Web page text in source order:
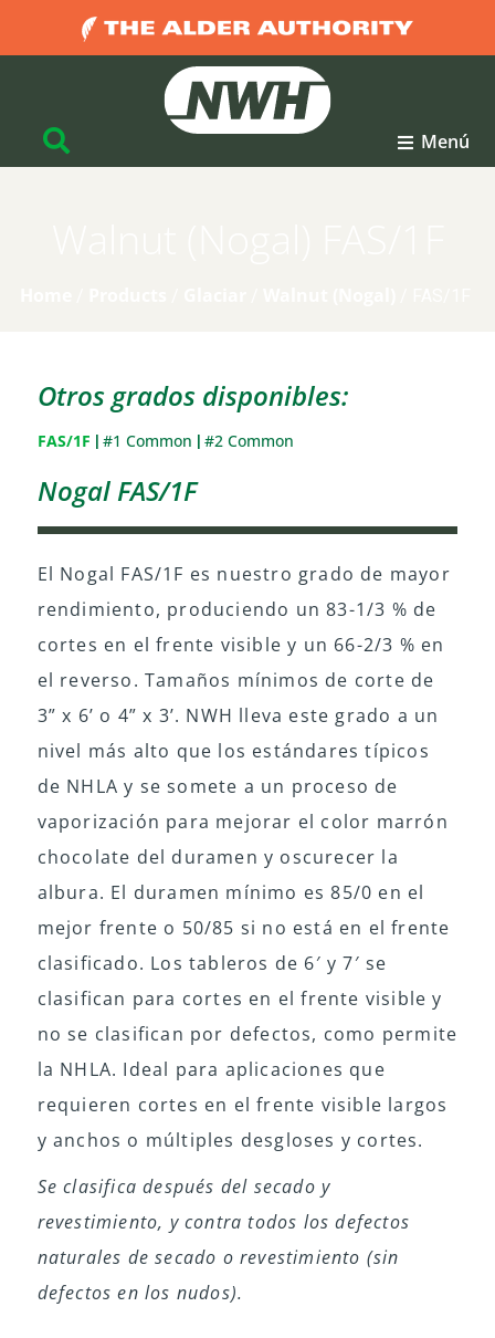
Menú
Otros grados disponibles:
FAS/1F #1 Common #2 Common
Nogal FAS/1F
El Nogal FAS/1F es nuestro grado de mayor
rendimiento, produciendo un 83-1/3 % de
cortes en el frente visible y un 66-2/3 % en
el reverso. Tamaños mínimos de corte de
3” x 6’ o 4” x 3’. NWH lleva este grado a un
nivel más alto que los estándares típicos
de NHLA y se somete a un proceso de
vaporización para mejorar el color marrón
chocolate del duramen y oscurecer la
albura. El duramen mínimo es 85/0 en el
mejor frente o 50/85 si no está en el frente
clasificado. Los tableros de 6′ y 7′ se
clasifican para cortes en el frente visible y
no se clasifican por defectos, como permite
la NHLA. Ideal para aplicaciones que
requieren cortes en el frente visible largos
y anchos o múltiples desgloses y cortes.
Se clasifica después del secado y
revestimiento, y contra todos los defectos
naturales de secado o revestimiento (sin
defectos en los nudos).